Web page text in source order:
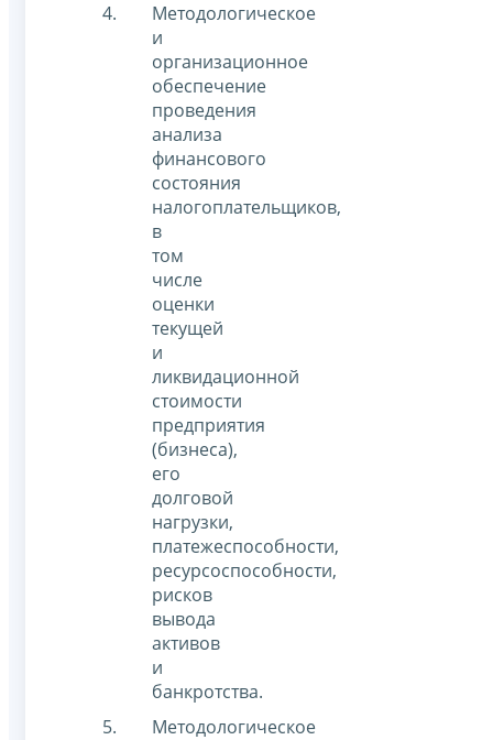
Методологическое
и
организационное
обеспечение
проведения
анализа
финансового
состояния
налогоплательщиков,
в
том
числе
оценки
текущей
и
ликвидационной
стоимости
предприятия
(бизнеса),
его
долговой
нагрузки,
платежеспособности,
ресурсоспособности,
рисков
вывода
активов
и
банкротства.
Методологическое